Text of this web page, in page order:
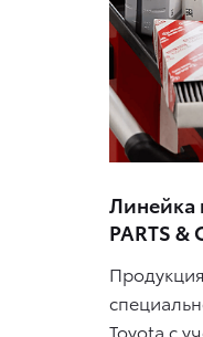
Линейка
PARTS &
Toyota с